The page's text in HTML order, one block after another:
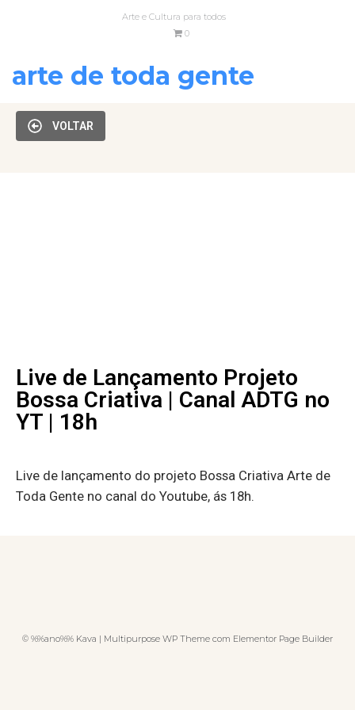
Arte e Cultura para todos
0
arte de toda gente
VOLTAR
Live de Lançamento Projeto
Bossa Criativa | Canal ADTG no
YT | 18h
Live de lançamento do projeto Bossa Criativa Arte de
Toda Gente no canal do Youtube, ás 18h.
© %%ano%% Kava | Multipurpose WP Theme com Elementor Page Builder